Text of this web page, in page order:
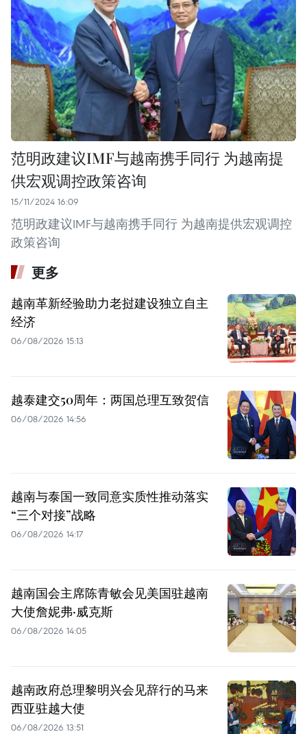
范明政建议IMF与越南携手同行 为越南提
供宏观调控政策咨询
15/11/2024 16:09
范明政建议IMF与越南携手同行 为越南提供宏观调控
政策咨询
更多
越南革新经验助力老挝建设独立自主
经济
06/08/2026 15:13
越泰建交50周年：两国总理互致贺信
06/08/2026 14:56
越南与泰国一致同意实质性推动落实
“三个对接”战略
06/08/2026 14:17
越南国会主席陈青敏会见美国驻越南
大使詹妮弗·威克斯
06/08/2026 14:05
越南政府总理黎明兴会见辞行的马来
西亚驻越大使
06/08/2026 13:51